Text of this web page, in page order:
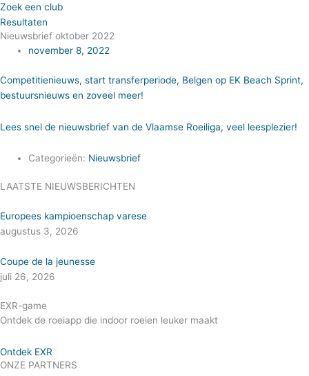
Zoek een club
Resultaten
Nieuwsbrief oktober 2022
november 8, 2022
Competitienieuws, start transferperiode, Belgen op EK Beach Sprint,
bestuursnieuws en zoveel meer!
Lees snel de nieuwsbrief van de Vlaamse Roeiliga, veel leesplezier!
Categorieën: Nieuwsbrief
LAATSTE NIEUWSBERICHTEN
Europees kampioenschap varese
augustus 3, 2026
Coupe de la jeunesse
juli 26, 2026
EXR-game
Ontdek de roeiapp die indoor roeien leuker maakt
Ontdek EXR
ONZE PARTNERS